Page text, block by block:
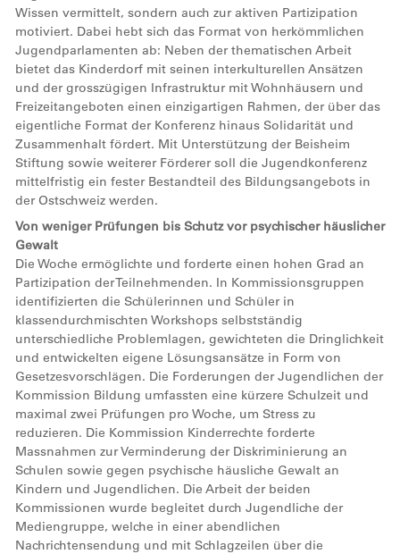
Wissen vermittelt, sondern auch zur aktiven Partizipation
motiviert. Dabei hebt sich das Format von herkömmlichen
Jugendparlamenten ab: Neben der thematischen Arbeit
bietet das Kinderdorf mit seinen interkulturellen Ansätzen
und der grosszügigen Infrastruktur mit Wohnhäusern und
Freizeitangeboten einen einzigartigen Rahmen, der über das
eigentliche Format der Konferenz hinaus Solidarität und
Zusammenhalt fördert. Mit Unterstützung der Beisheim
Stiftung sowie weiterer Förderer soll die Jugendkonferenz
mittelfristig ein fester Bestandteil des Bildungsangebots in
der Ostschweiz werden.
Von weniger Prüfungen bis Schutz vor psychischer häuslicher
Gewalt
Die Woche ermöglichte und forderte einen hohen Grad an
Partizipation der Teilnehmenden. In Kommissionsgruppen
identifizierten die Schülerinnen und Schüler in
klassendurchmischten Workshops selbstständig
unterschiedliche Problemlagen, gewichteten die Dringlichkeit
und entwickelten eigene Lösungsansätze in Form von
Gesetzesvorschlägen. Die Forderungen der Jugendlichen der
Kommission Bildung umfassten eine kürzere Schulzeit und
maximal zwei Prüfungen pro Woche, um Stress zu
reduzieren. Die Kommission Kinderrechte forderte
Massnahmen zur Verminderung der Diskriminierung an
Schulen sowie gegen psychische häusliche Gewalt an
Kindern und Jugendlichen. Die Arbeit der beiden
Kommissionen wurde begleitet durch Jugendliche der
Mediengruppe, welche in einer abendlichen
Nachrichtensendung und mit Schlagzeilen über die